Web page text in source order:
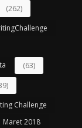
(262)
(63)
Challenge
Maret 2018